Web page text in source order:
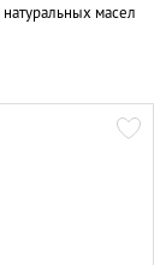
натуральных масел